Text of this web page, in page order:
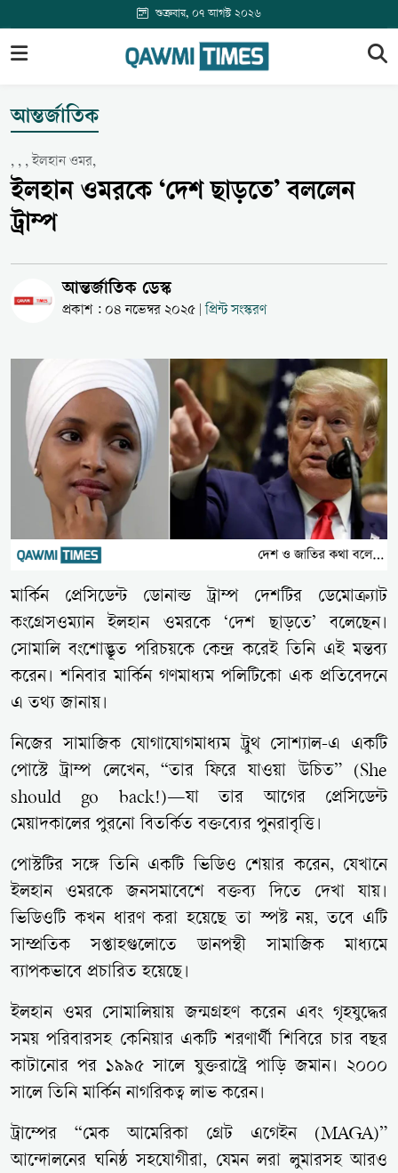
শুক্রবার, ০৭ আগস্ট ২০২৬
আন্তর্জাতিক
, , , ইলহান ওমর,
ইলহান ওমরকে ‘দেশ ছাড়তে’ বললেন
ট্রাম্প
আন্তর্জাতিক ডেস্ক
প্রকাশ : ০৪ নভেম্বর ২০২৫ প্রিন্ট সংস্করণ
মার্কিন প্রেসিডেন্ট ডোনাল্ড ট্রাম্প দেশটির ডেমোক্র্যাট
কংগ্রেসওম্যান ইলহান ওমরকে ‘দেশ ছাড়তে’ বলেছেন।
সোমালি বংশোদ্ভূত পরিচয়কে কেন্দ্র করেই তিনি এই মন্তব্য
করেন। শনিবার মার্কিন গণমাধ্যম পলিটিকো এক প্রতিবেদনে
এ তথ্য জানায়।
নিজের সামাজিক যোগাযোগমাধ্যম ট্রুথ সোশ্যাল-এ একটি
পোস্টে ট্রাম্প লেখেন, “তার ফিরে যাওয়া উচিত” (She
should go back!)—যা তার আগের প্রেসিডেন্ট
মেয়াদকালের পুরনো বিতর্কিত বক্তব্যের পুনরাবৃত্তি।
পোস্টটির সঙ্গে তিনি একটি ভিডিও শেয়ার করেন, যেখানে
ইলহান ওমরকে জনসমাবেশে বক্তব্য দিতে দেখা যায়।
ভিডিওটি কখন ধারণ করা হয়েছে তা স্পষ্ট নয়, তবে এটি
সাম্প্রতিক সপ্তাহগুলোতে ডানপন্থী সামাজিক মাধ্যমে
ব্যাপকভাবে প্রচারিত হয়েছে।
ইলহান ওমর সোমালিয়ায় জন্মগ্রহণ করেন এবং গৃহযুদ্ধের
সময় পরিবারসহ কেনিয়ার একটি শরণার্থী শিবিরে চার বছর
কাটানোর পর ১৯৯৫ সালে যুক্তরাষ্ট্রে পাড়ি জমান। ২০০০
সালে তিনি মার্কিন নাগরিকত্ব লাভ করেন।
ট্রাম্পের “মেক আমেরিকা গ্রেট এগেইন (MAGA)”
আন্দোলনের ঘনিষ্ঠ সহযোগীরা, যেমন লরা লুমারসহ আরও